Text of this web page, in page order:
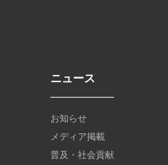
ニュース
お知らせ
メディア掲載
普及・社会貢献